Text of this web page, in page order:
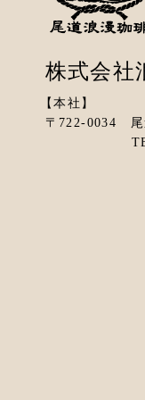
株式会社
【本社】
〒722-0034 尾
TEL＆